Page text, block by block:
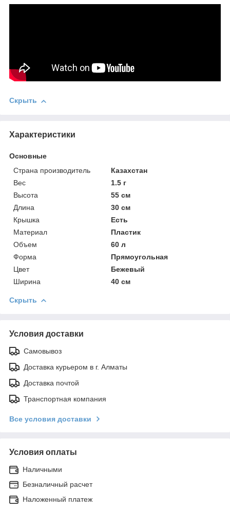
Скрыть
Характеристики
Основные
Страна производитель
Казахстан
Вес
1.5 г
Высота
55 см
Длина
30 см
Крышка
Есть
Материал
Пластик
Объем
60 л
Форма
Прямоугольная
Цвет
Бежевый
Ширина
40 см
Скрыть
Условия доставки
Самовывоз
Доставка курьером в г. Алматы
Доставка почтой
Транспортная компания
Все условия доставки
Условия оплаты
Наличными
Безналичный расчет
Наложенный платеж